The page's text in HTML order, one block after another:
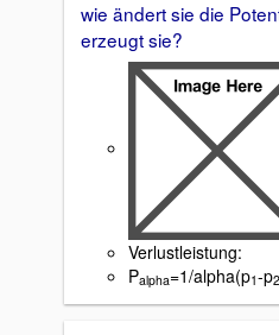
wie ändert sie die
erzeugt sie?
Verlustleistung:
Palpha=1/alpha(p1-p2